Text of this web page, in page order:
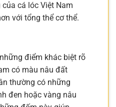
cá lóc Việt Nam
với tổng thể cơ thể.
điểm khác biệt rõ
có màu nâu đất
thường có những
đen hoặc vàng nâu